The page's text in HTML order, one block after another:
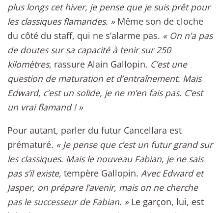
plus longs cet hiver, je pense que je suis prêt pour
les classiques flamandes. » Même son de cloche
du côté du staff, qui ne s’alarme pas. « On n’a pas
de doutes sur sa capacité à tenir sur 250
kilomètres, rassure Alain Gallopin. C’est une
question de maturation et d’entraînement. Mais
Edward, c’est un solide, je ne m’en fais pas. C’est
un vrai flamand ! »
Pour autant, parler du futur Cancellara est
prématuré. « Je pense que c’est un futur grand sur
les classiques. Mais le nouveau Fabian, je ne sais
pas s’il existe, tempère Gallopin. Avec Edward et
Jasper, on prépare l’avenir, mais on ne cherche
pas le successeur de Fabian. » Le garçon, lui, est